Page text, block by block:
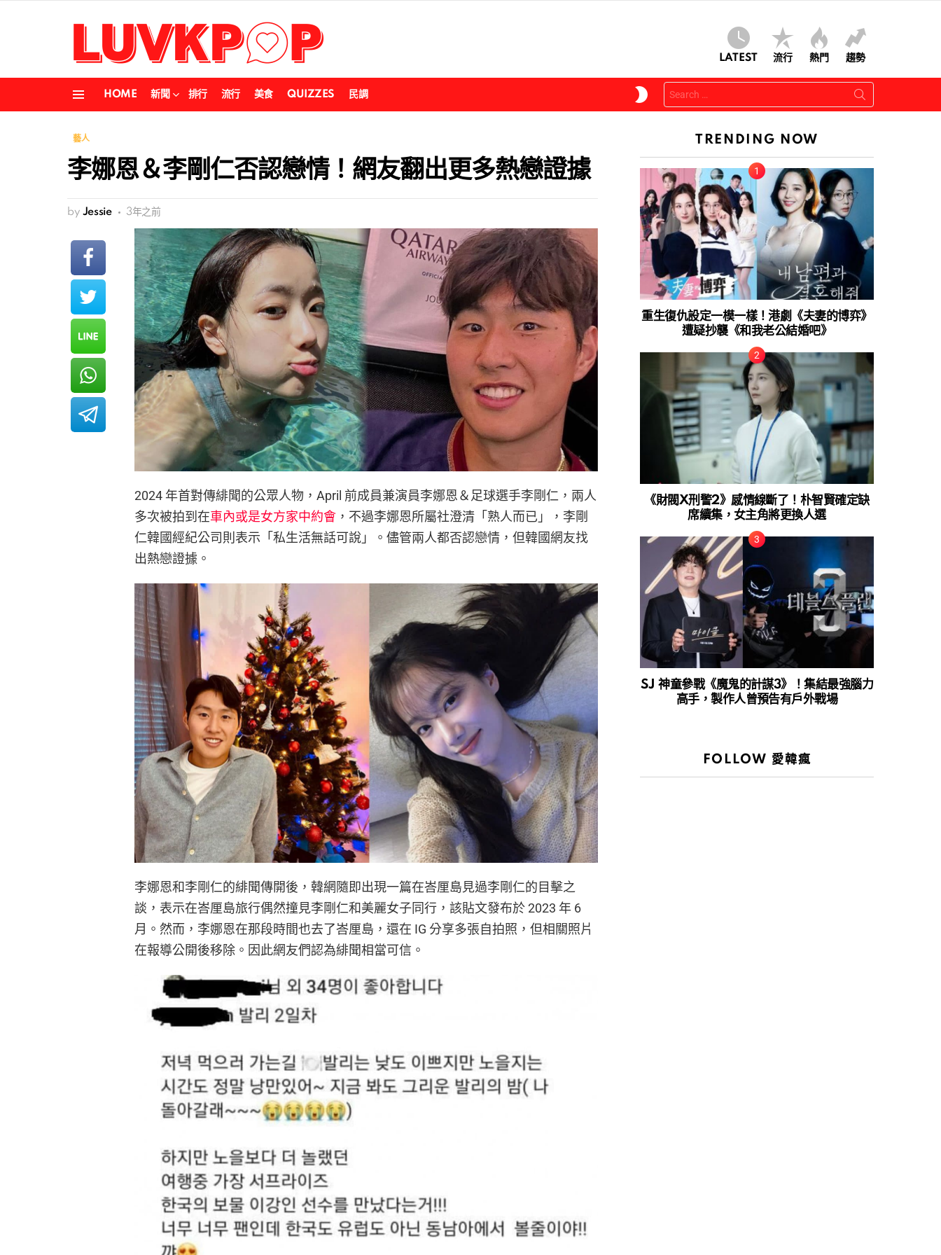
LATEST 流行 熱門 趨勢
HOME 新聞 排行 流行 美食 QUIZZES 民調
SKIN
Search
for:
藝人
李娜恩＆李剛仁否認戀情！網友翻出更多熱戀證據
by Jessie 3年之前
2024 年首對傳緋聞的公眾人物，April 前成員兼演員李娜恩＆足球選手李剛仁，兩人
多次被拍到在車內或是女方家中約會 ，不過李娜恩所屬社澄清「熟人而已」，李剛
仁韓國經紀公司則表示「私生活無話可說」。儘管兩人都否認戀情，但韓國網友找
出熱戀證據。
李娜恩和李剛仁的緋聞傳開後，韓網隨即出現一篇在峇厘島見過李剛仁的目擊之
談，表示在峇厘島旅行偶然撞見李剛仁和美麗女子同行，該貼文發布於 2023 年 6
月。然而，李娜恩在那段時間也去了峇厘島，還在 IG 分享多張自拍照，但相關照片
在報導公開後移除。因此網友們認為緋聞相當可信。
TRENDING NOW
重生復仇設定一模一樣！港劇《夫妻的博弈》
遭疑抄襲《和我老公結婚吧》
《財閥X刑警2》感情線斷了！朴智賢確定缺
席續集，女主角將更換人選
SJ 神童參戰《魔鬼的計謀3》！集結最強腦力
高手，製作人曾預告有戶外戰場
FOLLOW 愛韓瘋